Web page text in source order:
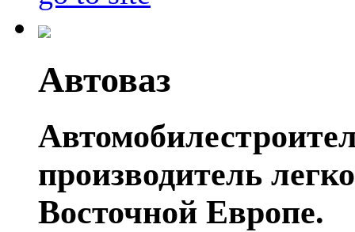
Автоваз
производитель
Восточной Европе.